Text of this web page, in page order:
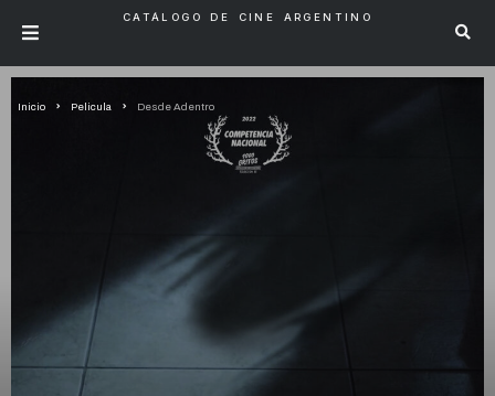
CATÁLOGO DE CINE ARGENTINO
Inicio Pelicula Desde Adentro